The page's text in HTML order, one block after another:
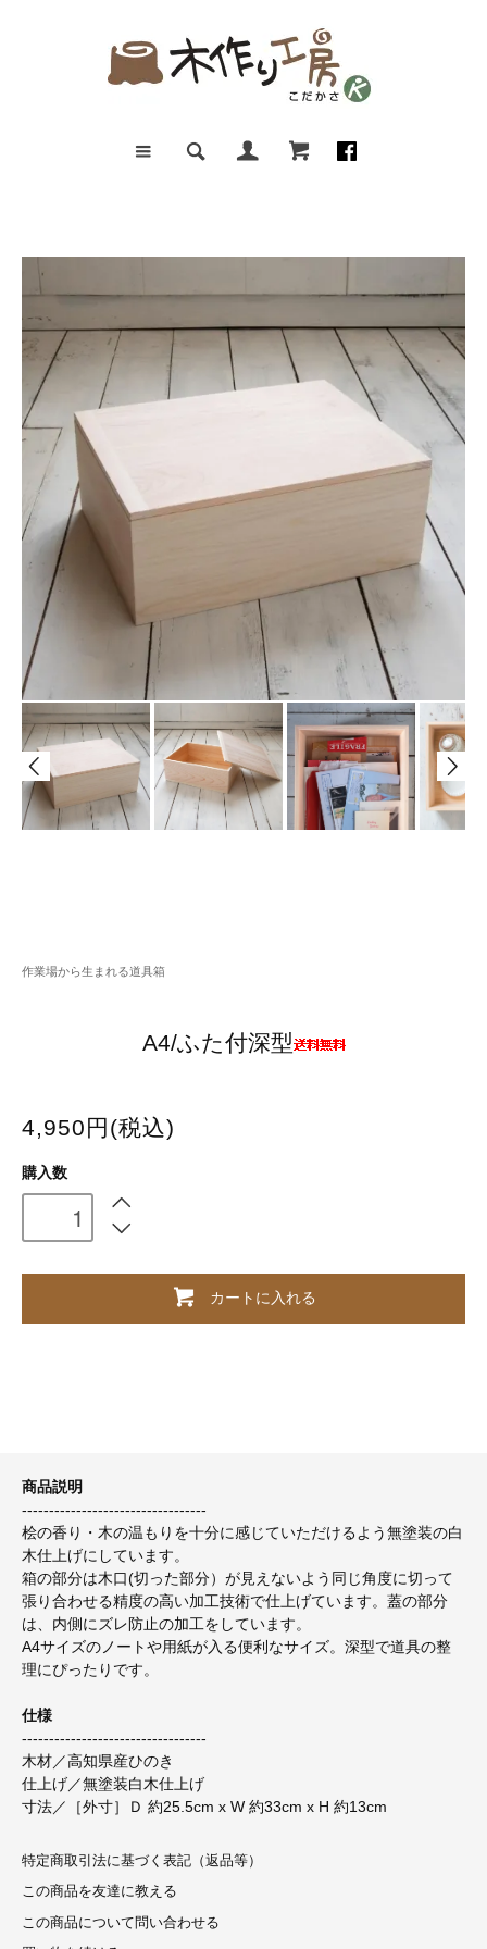
作業場から生まれる道具箱
A4/ふた付深型
4,950円(税込)
購入数
カートに入れる
商品説明
----------------------------------
桧の香り・木の温もりを十分に感じていただけるよう無塗装の白
木仕上げにしています。
箱の部分は木口(切った部分）が見えないよう同じ角度に切って
張り合わせる精度の高い加工技術で仕上げています。蓋の部分
は、内側にズレ防止の加工をしています。
A4サイズのノートや用紙が入る便利なサイズ。深型で道具の整
理にぴったりです。
仕様
----------------------------------
木材／高知県産ひのき
仕上げ／無塗装白木仕上げ
寸法／［外寸］Ｄ 約25.5cm x W 約33cm x H 約13cm
特定商取引法に基づく表記（返品等）
この商品を友達に教える
この商品について問い合わせる